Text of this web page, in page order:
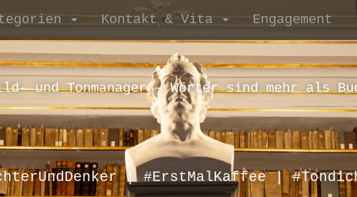
Kontakt & Vita Engagement
und Tonmanager – Wörter sind mehr als
| #ErstMalKaffee |